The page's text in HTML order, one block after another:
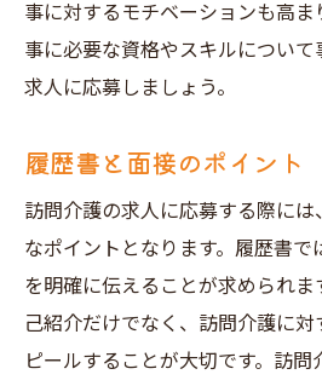
事に対するモチベーションも高ま
事に必要な資格やスキルについ
求人に応募しましょう。
履歴書と面接のポイント
訪問介護の求人に応募する際に
なポイントとなります。履歴書で
を明確に伝えることが求められま
己紹介だけでなく、訪問介護に
ピールすることが大切です。訪問